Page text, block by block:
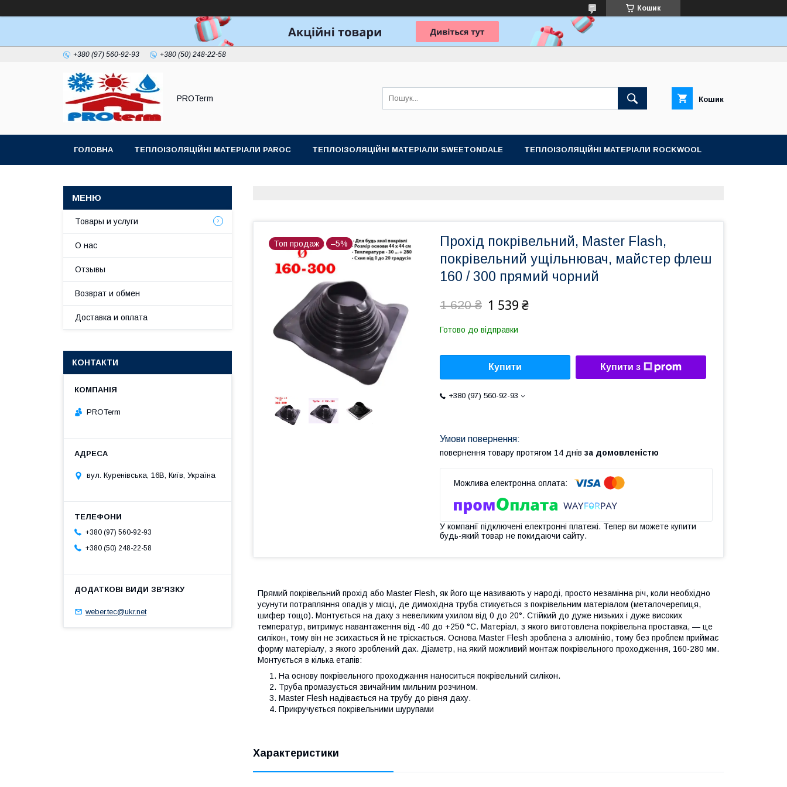
Кошик
+380 (97) 560-92-93 +380 (50) 248-22-58
PROTerm Кошик
ГОЛОВНА ТЕПЛОІЗОЛЯЦІЙНІ МАТЕРІАЛИ PAROC ТЕПЛОІЗОЛЯЦІЙНІ МАТЕРІАЛИ SWEETONDALE ТЕПЛОІЗОЛЯЦІЙНІ МАТЕРІАЛИ ROCKWOOL
Топ продаж –5%
Прохід покрівельний, Мaster Flash,
покрівельний ущільнювач, майстер флеш
160 / 300 прямий чорний
1 620 ₴ 1 539 ₴
Готово до відправки
Купити Купити з
+380 (97) 560-92-93
повернення товару протягом 14 днів за домовленістю
У компанії підключені електронні платежі. Тепер ви можете купити
будь-який товар не покидаючи сайту.
Прямий покрівельний прохід або Master Flesh, як його ще називають у народі, просто незамінна річ, коли необхідно
усунути потрапляння опадів у місці, де димохідна труба стикується з покрівельним матеріалом (металочерепиця,
шифер тощо). Монтується на даху з невеликим ухилом від 0 до 20°. Стійкий до дуже низьких і дуже високих
температур, витримує навантаження від -40 до +250 °C. Матеріал, з якого виготовлена покрівельна проставка, — це
силікон, тому він не зсихається й не тріскається. Основа Master Flesh зроблена з алюмінію, тому без проблем приймає
форму матеріалу, з якого зроблений дах. Діаметр, на який можливий монтаж покрівельного проходження, 160-280 мм.
Монтується в кілька етапів:
На основу покрівельного проходжання наноситься покрівельний силікон.
Труба промазується звичайним мильним розчином.
Master Flesh надівається на трубу до рівня даху.
Прикручується покрівельними шурупами
Характеристики
Товары и услуги
О нас
Отзывы
Возврат и обмен
Доставка и оплата
КОНТАКТИ
PROTerm
вул. Куренівська, 16В, Київ, Україна
+380 (97) 560-92-93
+380 (50) 248-22-58
weber.tec@ukr.net